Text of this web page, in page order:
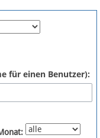
für einen Benutzer):